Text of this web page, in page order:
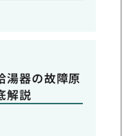
湯器の故障原
解説